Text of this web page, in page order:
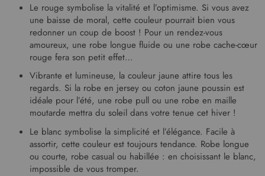
Le rouge symbolise la vitalité et l’optimisme. Si vous avez
une baisse de moral, cette couleur pourrait bien vous
redonner un coup de boost ! Pour un rendez-vous
amoureux, une robe longue fluide ou une robe cache-cœur
rouge fera son petit effet…
Vibrante et lumineuse, la couleur jaune attire tous les
regards. Si la robe en jersey ou coton jaune poussin est
idéale pour l’été, une robe pull ou une robe en maille
moutarde mettra du soleil dans votre tenue cet hiver !
Le blanc symbolise la simplicité et l’élégance. Facile à
assortir, cette couleur est toujours tendance. Robe longue
ou courte, robe casual ou habillée : en choisissant le blanc,
impossible de vous tromper.